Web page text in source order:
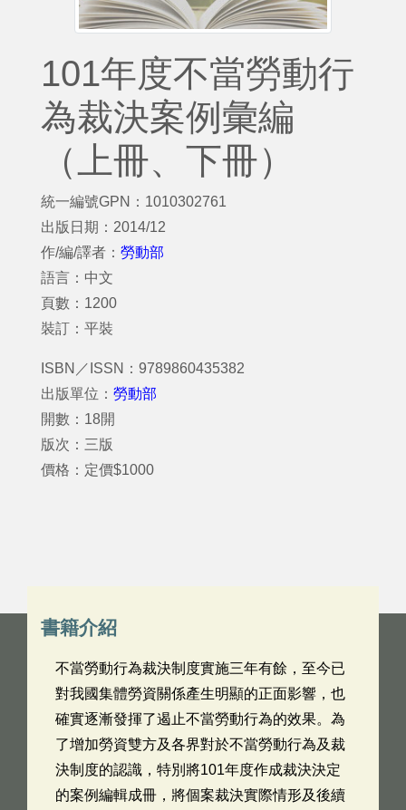
101年度不當勞動行
為裁決案例彙編
（上冊、下冊）
統一編號GPN：1010302761
出版日期：2014/12
作/編/譯者： 勞動部
語言：中文
頁數：1200
裝訂：平裝
ISBN／ISSN：9789860435382
出版單位： 勞動部
開數：18開
版次：三版
價格：定價$1000
書籍介紹
不當勞動行為裁決制度實施三年有餘，至今已
對我國集體勞資關係產生明顯的正面影響，也
確實逐漸發揮了遏止不當勞動行為的效果。為
了增加勞資雙方及各界對於不當勞動行為及裁
決制度的認識，特別將101年度作成裁決決定
的案例編輯成冊，將個案裁決實際情形及後續